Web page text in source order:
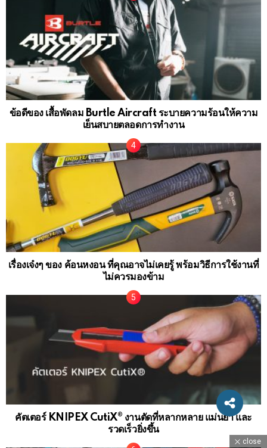
ข้อดีของ เสื้อพัดลม Burtle Aircraft ระบายความร้อนให้ความ
เย็นสบายตลอดการทำงาน
เรื่องเจ๋งๆ ของ ค้อนหงอน ที่คุณอาจไม่เคยรู้ พร้อมวิธีการใช้งานที่
ไม่ควรมองข้าม
คัตเตอร์ KNIPEX CutiX® งานตัดที่หลากหลาย แม่นยำ และ
รวดเร็วยิ่งขึ้น
close